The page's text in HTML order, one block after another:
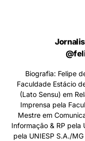
Biografia: Felipe
Faculdade Estácio
(Lato Sensu) em
Imprensa pela
Mestre em
Informação & RP
pela UNIESP S.A./